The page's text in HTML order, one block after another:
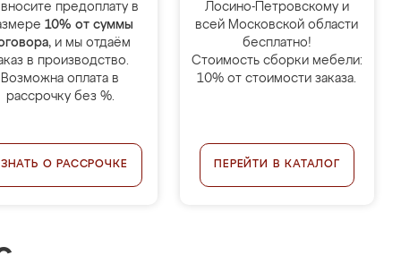
предоплату в
10% от суммы
, и мы отдаём
в производство.
Возможна оплата в
рассрочку без %.
О РАССРОЧКЕ
Лосино-Петровскому и
всей Московской области
бесплатно!
Стоимость сборки мебели:
10% от стоимости заказа.
ПЕРЕЙТИ В КАТАЛОГ